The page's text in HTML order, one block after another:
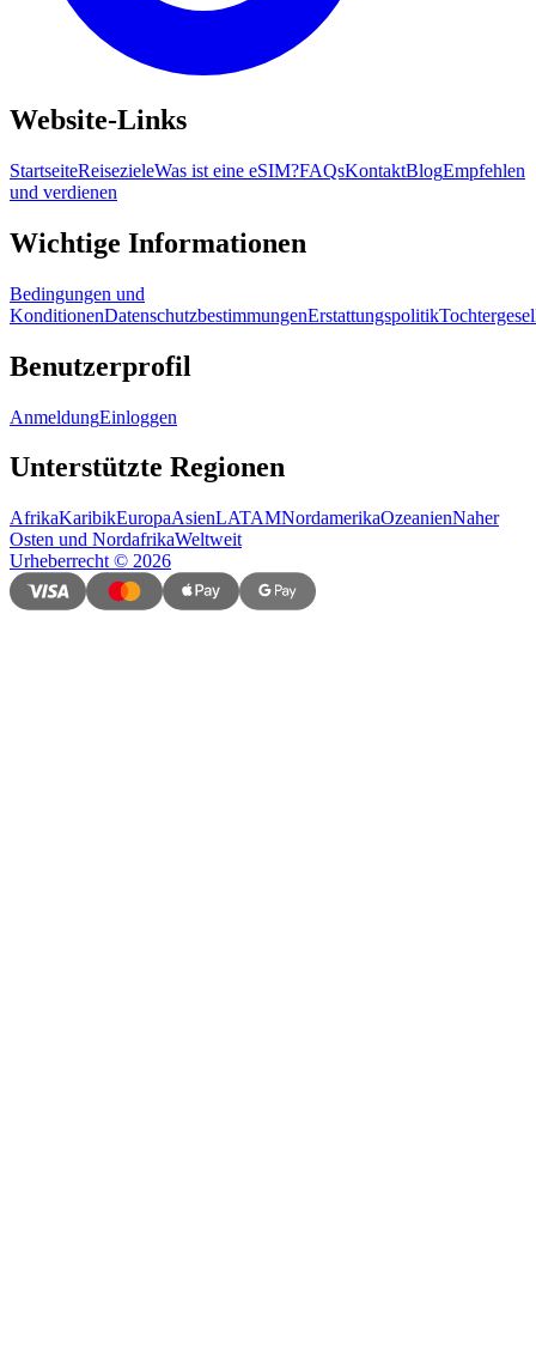
Website-Links
StartseiteReisezieleWas ist eine eSIM?FAQsKontaktBlogEmpfehlen
und verdienen
Wichtige Informationen
Bedingungen und
KonditionenDatenschutzbestimmungenErstattungspolitik
Benutzerprofil
AnmeldungEinloggen
Unterstützte Regionen
AfrikaKaribikEuropaAsienLATAMNordamerikaOzeanienNaher
Osten und NordafrikaWeltweit
Urheberrecht © 2026